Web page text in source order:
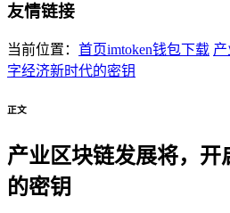
友情链接
当前位置： 首页imtoken钱包下载
字经济新时代的密钥
正文
产业区块链发展将，开
的密钥